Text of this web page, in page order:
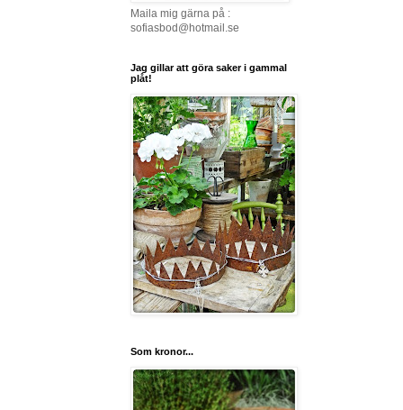
Maila mig gärna på :
sofiasbod@hotmail.se
Jag gillar att göra saker i gammal
plåt!
Som kronor...